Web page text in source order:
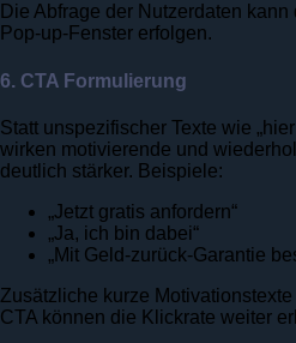
Die Abfrage der Nutzerdaten
Pop-up-Fenster erfolgen.
6. CTA Formulierung
Statt unspezifischer Texte wie
wirken motivierende und
deutlich stärker. Beispiele:
„Jetzt gratis anfordern“
„Ja, ich bin dabei“
„Mit Geld-zurück-Garantie
Zusätzliche kurze
CTA können die Klickrate weiter